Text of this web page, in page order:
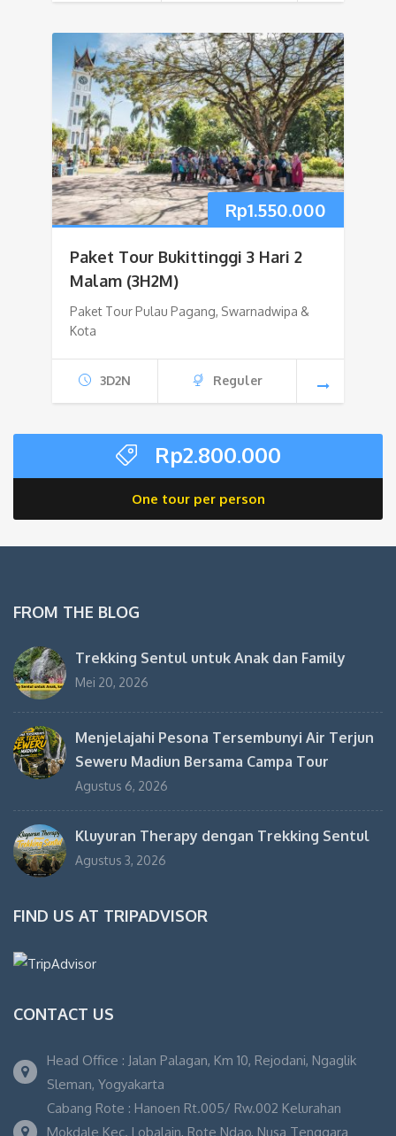
Rp1.550.000
Paket Tour Bukittinggi 3 Hari 2
Malam (3H2M)
Paket Tour Pulau Pagang, Swarnadwipa &
Kota
3D2N Reguler
Rp2.800.000
One tour per person
FROM THE BLOG
Trekking Sentul untuk Anak dan Family
Mei 20, 2026
Menjelajahi Pesona Tersembunyi Air Terjun
Seweru Madiun Bersama Campa Tour
Agustus 6, 2026
Kluyuran Therapy dengan Trekking Sentul
Agustus 3, 2026
FIND US AT TRIPADVISOR
CONTACT US
Head Office : Jalan Palagan, Km 10, Rejodani, Ngaglik
Sleman, Yogyakarta
Cabang Rote : Hanoen Rt.005/ Rw.002 Kelurahan
Mokdale Kec. Lobalain, Rote Ndao, Nusa Tenggara